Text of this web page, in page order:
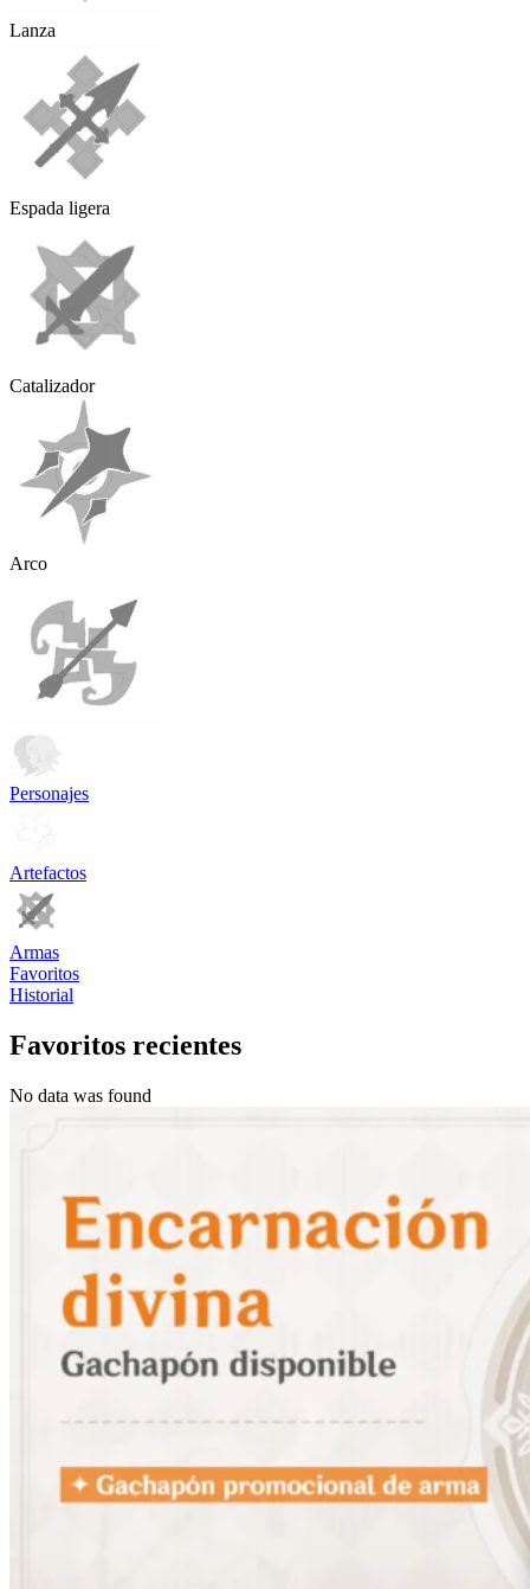
Lanza
Espada ligera
Catalizador
Arco
Personajes
Artefactos
Armas
Favoritos
Historial
Favoritos recientes
No data was found